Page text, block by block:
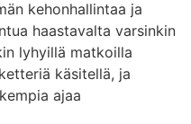
kehonhallintaa ja
haastavalta varsinkin
lyhyillä matkoilla
käsitellä, ja
ajaa